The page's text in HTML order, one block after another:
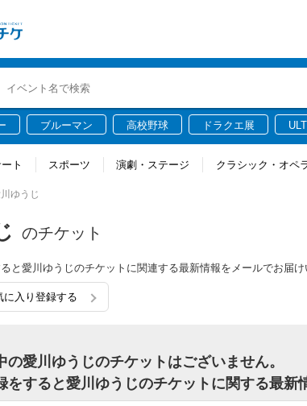
ブルーマン 高校野球 ドラクエ展
ト スポーツ 演劇・ステージ クラシック・オペ
ゆうじ
のチケット
と愛川ゆうじのチケットに関連する最新情報をメールでお届け
に入り登録する
の愛川ゆうじのチケットはございません。
をすると愛川ゆうじのチケットに関する最新